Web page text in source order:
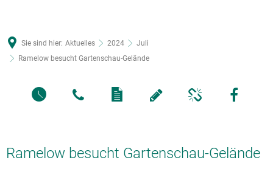
Sie sind hier: Aktuelles 2024
Juli
Ramelow besucht Gartenschau-Gelände
Ramelow besucht Gartenschau-Gelände